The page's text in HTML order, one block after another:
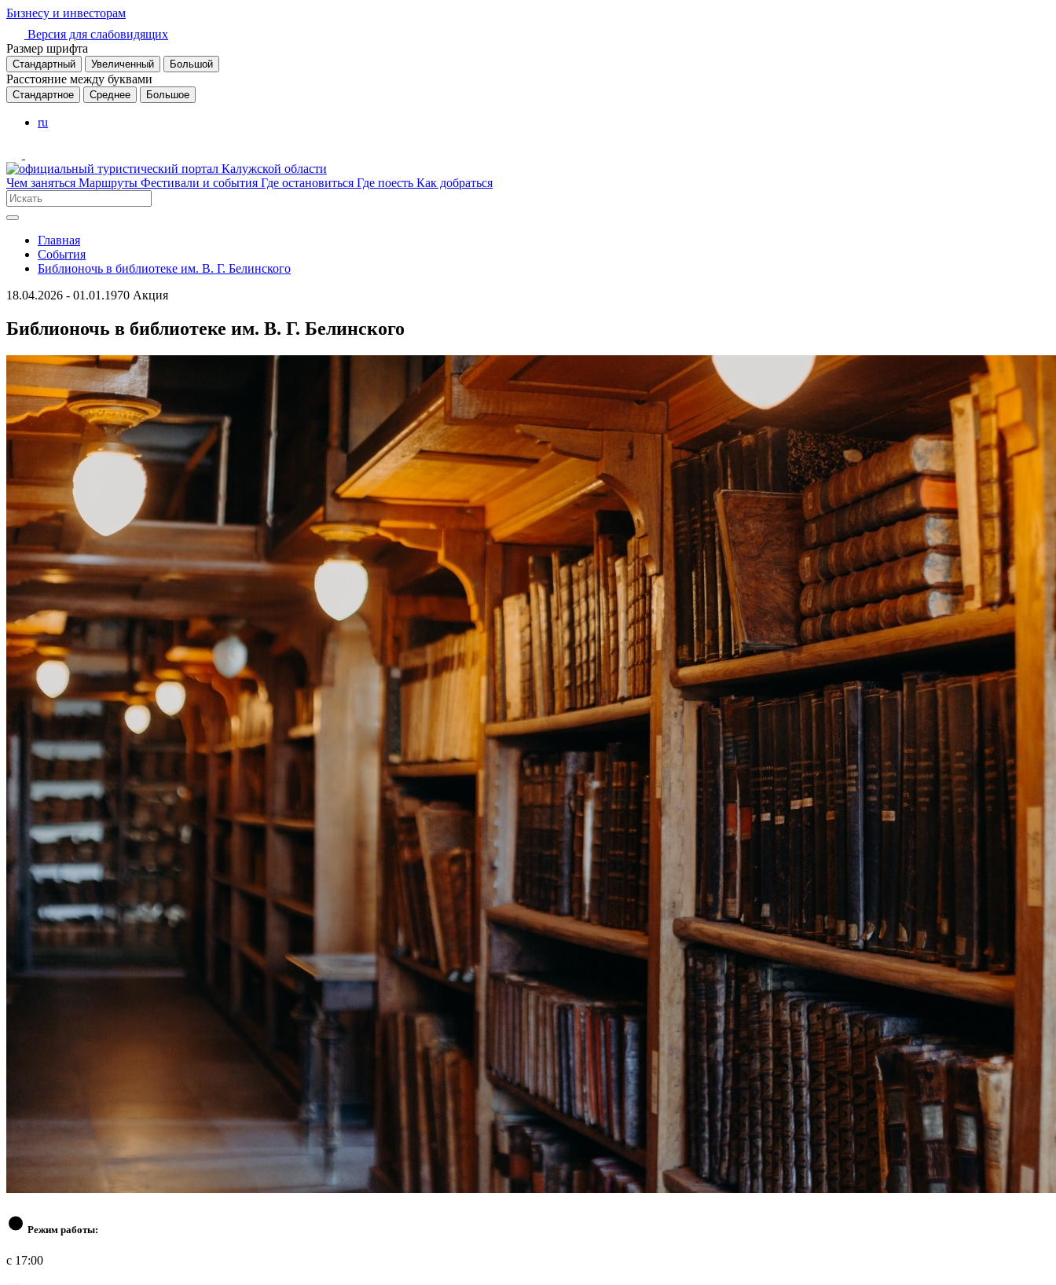
Бизнесу и инвесторам
Версия для слабовидящих
Размер шрифта
Стандартный Увеличенный Большой
Расстояние между буквами
Стандартное Среднее Большое
ru
Чем заняться Маршруты Фестивали и события Где остановиться Где поесть Как добраться
Главная
События
Библионочь в библиотеке им. В. Г. Белинского
18.04.2026 - 01.01.1970 Акция
Библионочь в библиотеке им. В. Г. Белинского
Режим работы:
с 17:00